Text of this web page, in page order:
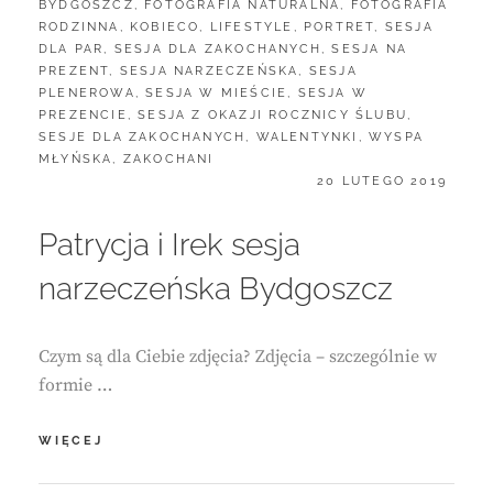
CATEGORIES:
BYDGOSZCZ , FOTOGRAFIA NATURALNA ,
FOTOGRAFIA
RODZINNA , KOBIECO , LIFESTYLE , PORTRET, SESJA
DLA PAR , SESJA DLA ZAKOCHANYCH ,SESJA NA
PREZENT, SESJA NARZECZEŃSKA , SESJA
PLENEROWA ,SESJA W MIEŚCIE , SESJA W
PREZENCIE ,SESJA Z OKAZJI ROCZNICY ŚLUBU ,
SESJE DLA ZAKOCHANYCH , WALENTYNKI ,WYSPA
MŁYŃSKA , ZAKOCHANI
POSTED
20 LUTEGO 2019
Patrycja i Irek sesja
narzeczeńska Bydgoszcz
Czym są dla Ciebie zdjęcia? Zdjęcia – szczególnie w
formie …
WIĘCEJ
IREK